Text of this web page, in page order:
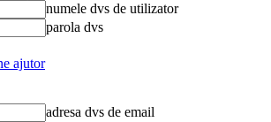
numele dvs de utilizator
parola dvs
ajutor
adresa dvs de email